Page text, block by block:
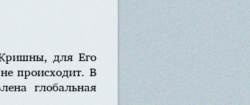
для Его
происходит. В
глобальная